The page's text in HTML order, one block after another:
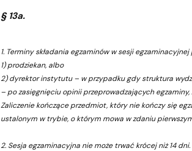
§ 13a.
1. Terminy składania egzaminów w sesji
1) prodziekan, albo
2) dyrektor instytutu – w przypadku gdy struktura
– po zasięgnięciu opinii przeprowadzających
Zaliczenie kończące przedmiot, który nie kończy się
ustalonym w trybie, o którym mowa w zdaniu
2. Sesja egzaminacyjna nie może trwać krócej niż 14 dni.